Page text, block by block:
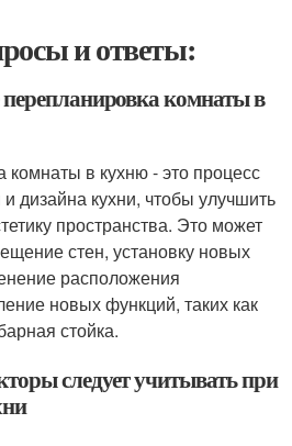
и ответы:
комнаты в
в кухню - это процесс
дизайна кухни, чтобы улучшить
пространства. Это может
стен, установку новых
расположения
новых функций, таких как
стойка.
следует учитывать при